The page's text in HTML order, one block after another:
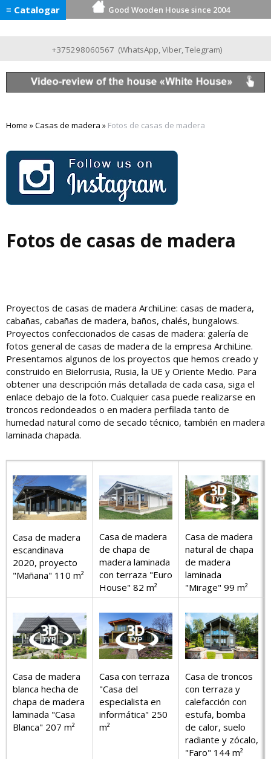
≡ Catalogar Good Wooden House since 2004
+375298060567 (WhatsApp,Viber,Telegram)
Home »Casas de madera » Fotos de casas de madera
Fotos de casas de madera
Proyectos de casas de madera ArchiLine: casas de madera,
cabañas, cabañas de madera, baños, chalés, bungalows.
Proyectos confeccionados de casas de madera: galería de
fotos general de casas de madera de la empresa ArchiLine.
Presentamos algunos de los proyectos que hemos creado y
construido en Bielorrusia, Rusia, la UE y Oriente Medio. Para
obtener una descripción más detallada de cada casa, siga el
enlace debajo de la foto. Cualquier casa puede realizarse en
troncos redondeados o en madera perfilada tanto de
humedad natural como de secado técnico, también en madera
laminada chapada.
Casa de madera
escandinava
2020, proyecto
"Mañana" 110 m²
Casa de madera
de chapa de
madera laminada
con terraza "Euro
House" 82 m²
Casa de madera
natural de chapa
de madera
laminada
"Mirage" 99 m²
Casa de madera
blanca hecha de
chapa de madera
laminada "Casa
Blanca" 207 m²
Casa con terraza
"Casa del
especialista en
informática" 250
m²
Casa de troncos
con terraza y
calefacción con
estufa, bomba
de calor, suelo
radiante y zócalo,
"Faro" 144 m²